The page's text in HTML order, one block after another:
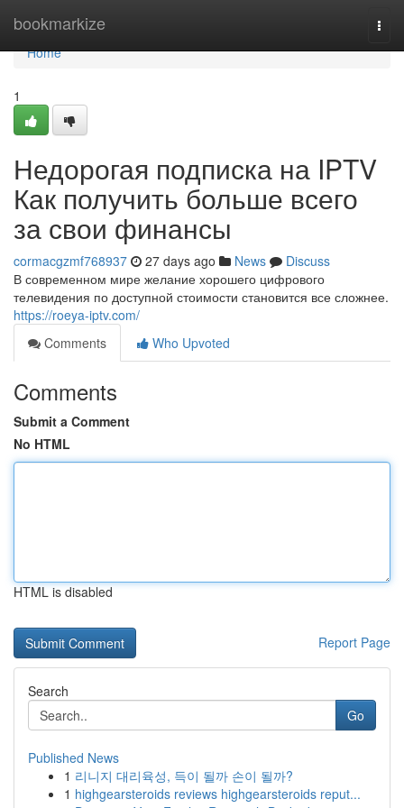
bookmarkize
Home
Home
1
Недорогая подписка на IPTV
Как получить больше всего
за свои финансы
cormacgzmf768937 27 days ago News
Discuss
В современном мире желание хорошего цифрового
телевидения по доступной стоимости становится все сложнее.
https://roeya-iptv.com/
Comments
Who Upvoted
Comments
Submit a Comment
No HTML
HTML is disabled
Report Page
Search
Go
Published News
1 리니지 대리육성, 득이 될까 손이 될까?
1 highgearsteroids reviews highgearsteroids reput...